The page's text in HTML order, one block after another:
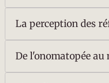
La perception des
De l'onomatopée au